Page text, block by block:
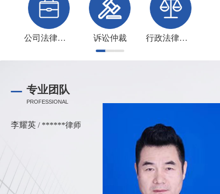
公司法律事务 诉讼仲裁 行政法律事务
专业团队
PROFESSIONAL
李耀英 / ******律师